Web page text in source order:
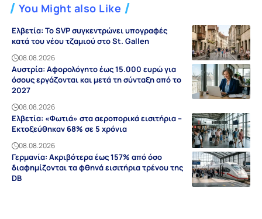
You Might also Like
Ελβετία: Το SVP συγκεντρώνει υπογραφές
κατά του νέου τζαμιού στο St. Gallen
08.08.2026
Αυστρία: Αφορολόγητο έως 15.000 ευρώ για
όσους εργάζονται και μετά τη σύνταξη από το
2027
08.08.2026
Ελβετία: «Φωτιά» στα αεροπορικά εισιτήρια –
Εκτοξεύθηκαν 68% σε 5 χρόνια
08.08.2026
Γερμανία: Ακριβότερα έως 157% από όσο
διαφημίζονται τα φθηνά εισιτήρια τρένου της
DB